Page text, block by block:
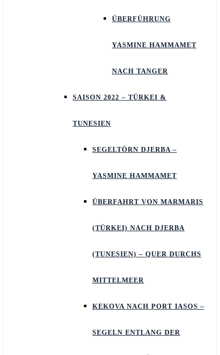
ÜBERFÜHRUNG
YASMINE HAMMAMET
NACH TANGER
SAISON 2022 – TÜRKEI &
TUNESIEN
SEGELTÖRN DJERBA –
YASMINE HAMMAMET
ÜBERFAHRT VON MARMARIS
(TÜRKEI) NACH DJERBA
(TUNESIEN) – QUER DURCHS
MITTELMEER
KEKOVA NACH PORT IASOS –
SEGELN ENTLANG DER